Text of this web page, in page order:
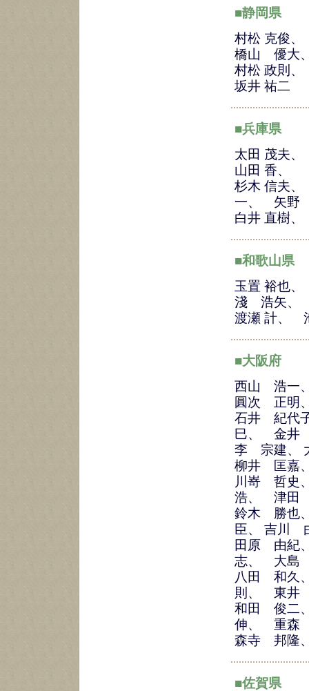
■静岡県
村松 克俊
橋山 優大
村松 政則
坂井 祐二
■兵庫県
太田 茂夫
山田 香、
杉木 信夫
一、 矢
白井 直樹
■和歌山県
玉置 裕也
淺 浩矢
渡瀬 計、
■大阪府
西山 浩
圓次 正
石井 紀代
巳、 金井
李 宗建、
柳井 匡嘉
川嵜 哲
浩、 津田
鈴木 勝也
臣、 吉川
田原 由
志、 大島
八田 和
則、 東井
和田 俊
伸、 重森
森寺 邦隆
■佐賀県